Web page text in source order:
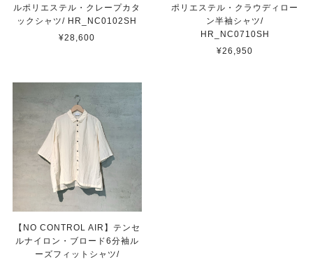
ルポリエステル・クレープカタ
ックシャツ/ HR_NC0102SH
¥28,600
ポリエステル・クラウディロー
ン半袖シャツ/
HR_NC0710SH
¥26,950
【NO CONTROL AIR】テンセ
ルナイロン・ブロード6分袖ル
ーズフィットシャツ/